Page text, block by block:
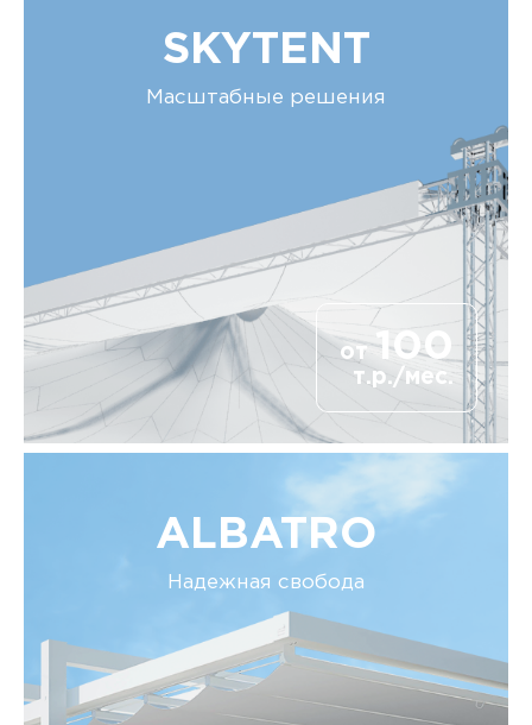
от100
т.р./мес.
SKYTENT
Масштабные решения
ALBATRO
Надежная свобода